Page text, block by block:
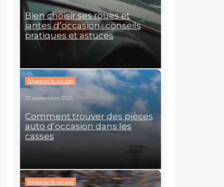
Bien choisir ses roues et
jantes d’occasion : conseils
pratiques et astuces
Réparation de son auto
23 septembre 2025
Comment trouver des pièces
auto d’occasion dans les
casses
Réparation de son auto